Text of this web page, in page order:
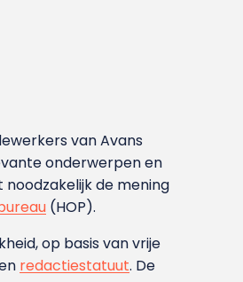
van Avans
onderwerpen en
de mening
(HOP).
op basis van vrije
redactiestatuut. De